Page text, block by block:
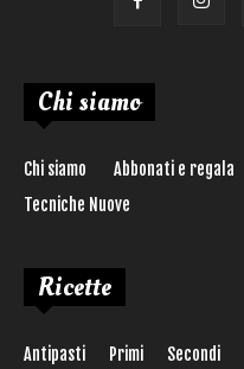
Chi siamo
Chi siamo Abbonati e regala
Tecniche Nuove
Ricette
Antipasti Primi Secondi